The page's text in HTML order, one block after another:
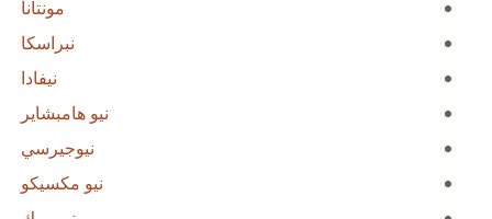
مونتانا
نبراسكا
نيفادا
نيو هامبشاير
نيوجيرسي
نيو مكسيكو